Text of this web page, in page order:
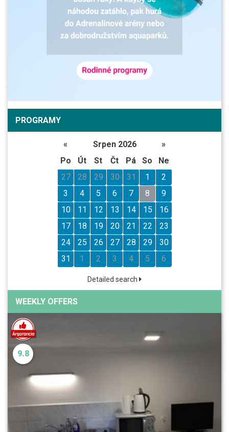
PROGRAMY
« Srpen 2026
»
Po
Út St Čt Pá So
Ne
27
28 29 30 31 1
2
3
4 5 6 7 8
9
10
11 12 13 14 15
16
17
18 19 20 21 22
23
24
25 26 27 28 29
30
31
1 2 3 4 5 6
Detailed search
WEEKLY OFFERS
9.8